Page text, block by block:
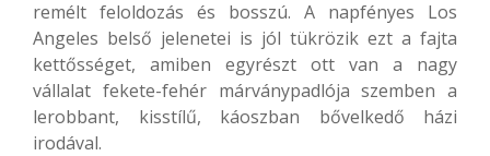
remélt feloldozás és bosszú. A napfényes Los
Angeles belső jelenetei is jól tükrözik ezt a fajta
kettősséget, amiben egyrészt ott van a nagy
vállalat fekete-fehér márványpadlója szemben a
lerobbant, kisstílű, káoszban bővelkedő házi
irodával.